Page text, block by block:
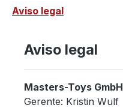
Aviso legal
Aviso legal
Masters-Toys GmbH
Gerente: Kristin Wulf